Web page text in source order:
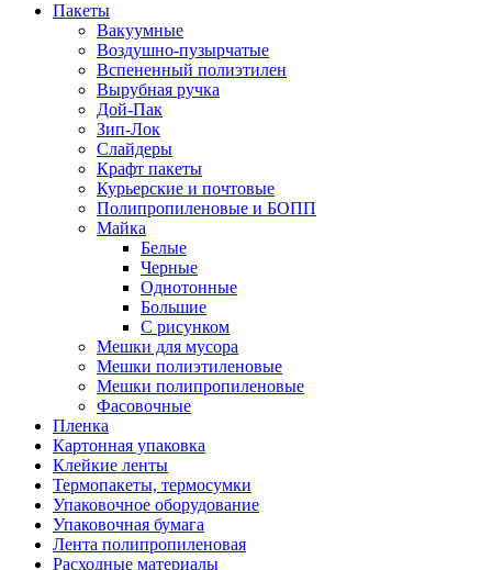
Пакеты
Вакуумные
Воздушно-пузырчатые
Вспененный полиэтилен
Вырубная ручка
Дой-Пак
Зип-Лок
Слайдеры
Крафт пакеты
Курьерские и почтовые
Полипропиленовые и БОПП
Майка
Белые
Черные
Однотонные
Большие
С рисунком
Мешки для мусора
Мешки полиэтиленовые
Мешки полипропиленовые
Фасовочные
Пленка
Картонная упаковка
Клейкие ленты
Термопакеты, термосумки
Упаковочное оборудование
Упаковочная бумага
Лента полипропиленовая
Расходные материалы